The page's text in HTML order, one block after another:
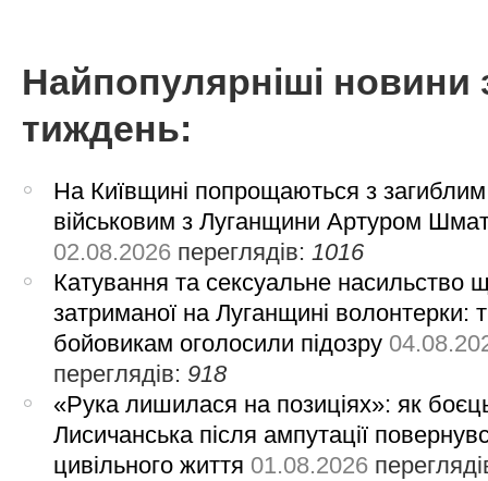
Найпопулярніші новини
тиждень:
На Київщині попрощаються з загиблим
військовим з Луганщини Артуром
02.08.2026 переглядів:1016
Катування та сексуальне насильство
затриманої на Луганщині волонтерки:
бойовикам оголосили підозру
переглядів: 918
«Рука лишилася на позиціях»: як
Лисичанська після ампутації
цивільного життя 01.08.2026